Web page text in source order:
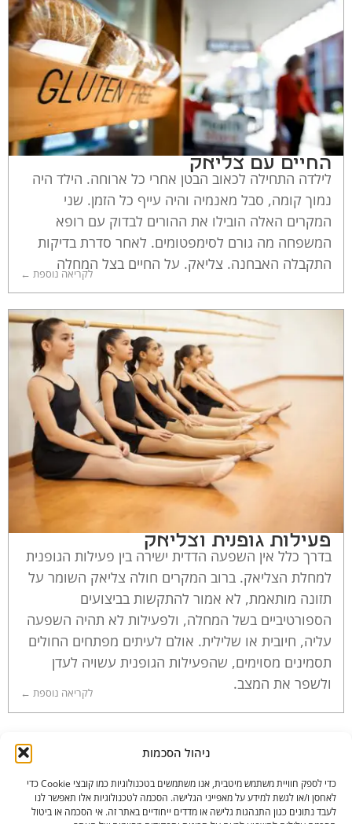
ניהול הסכמות
כדי לספק חוויית משתמש מיטבית, אנו משתמשים בטכנולוגיות כמו קובצי Cookie כדי
לאחסן ו/או לגשת למידע על מאפייני הגלישה. הסכמה לטכנולוגיות אלו תאפשר לנו
לעבד נתונים כגון התנהגות גלישה או מדדים ייחודיים באתר זה. אי הסכמה או ביטול
החיים עם צליאק
לילדה התחילה לכאוב הבטן אחרי כל ארוחה. הילד היה
נמוך קומה, סבל מאנמיה והיה עייף כל הזמן. שני
המקרים האלה הובילו את ההורים לבדוק עם רופא
המשפחה מה גורם לסימפטומים. לאחר סדרת בדיקות
התקבלה האבחנה. צליאק. על החיים בצל המחלה
לקריאה נוספת ←
פעילות גופנית וצליאק
בדרך כלל אין השפעה הדדית ישירה בין פעילות הגופנית
למחלת הצליאק. ברוב המקרים חולה צליאק השומר על
תזונה מותאמת, לא אמור להתקשות בביצועים
הספורטיביים בשל המחלה, ולפעילות לא תהיה השפעה
עליה, חיובית או שלילית. אולם לעיתים מפתחים החולים
תסמינים מסוימים, שהפעילות הגופנית עשויה לעדן
ולשפר את המצב.
לקריאה נוספת ←